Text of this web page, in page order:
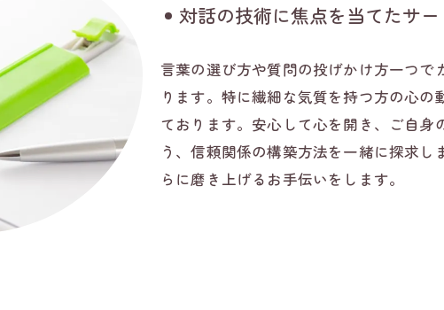
対話の技術に焦点を当てたサ
言葉の選び方や質問の投げかけ方一つ
ります。特に繊細な気質を持つ方の心
ております。安心して心を開き、ご自
う、信頼関係の構築方法を一緒に探求
らに磨き上げるお手伝いをします。